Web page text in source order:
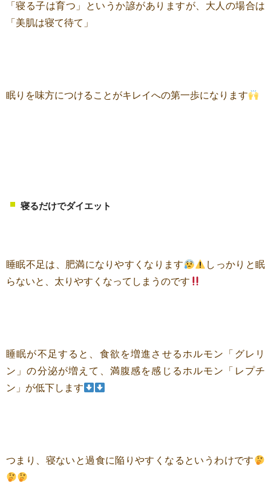
「寝る子は育つ」というか諺がありますが、大人の場合は
「美肌は寝て待て」
眠りを味方につけることがキレイへの第一歩になります
寝るだけでダイエット
睡眠不足は、肥満になりやすくなります
しっかりと眠
らないと、太りやすくなってしまうのです
睡眠が不足すると、食欲を増進させるホルモン「グレリ
ン」の分泌が増えて、満腹感を感じるホルモン「レプチ
ン」が低下します
つまり、寝ないと過食に陥りやすくなるというわけです